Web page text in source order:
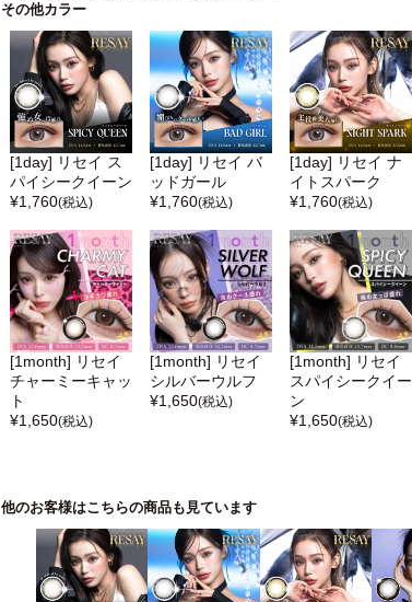
その他カラー
[1day] リセイ ス
パイシークイーン
¥1,760(税込)
[1day] リセイ バ
ッドガール
¥1,760(税込)
[1day] リセイ ナ
イトスパーク
¥1,760(税込)
[1month] リセイ
チャーミーキャッ
ト
¥1,650(税込)
[1month] リセイ
シルバーウルフ
¥1,650(税込)
[1month] リセイ
スパイシークイー
ン
¥1,650(税込)
他のお客様はこちらの商品も見ています